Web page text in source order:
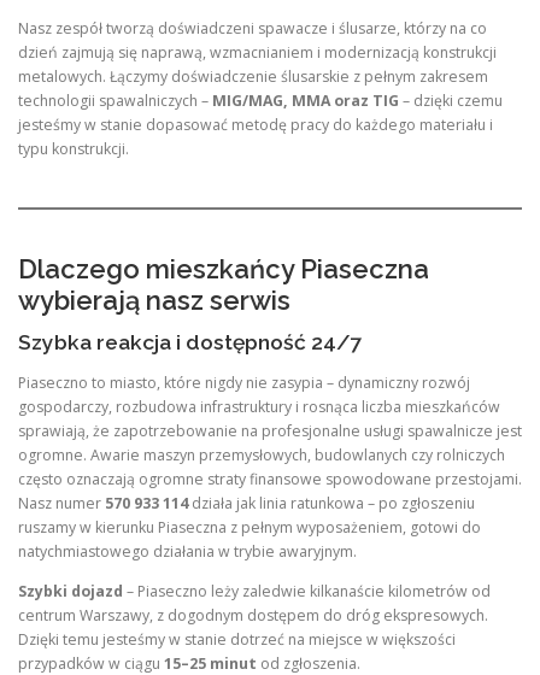
Nasz zespół tworzą doświadczeni spawacze i ślusarze, którzy na co
dzień zajmują się naprawą, wzmacnianiem i modernizacją konstrukcji
metalowych. Łączymy doświadczenie ślusarskie z pełnym zakresem
technologii spawalniczych – MIG/MAG, MMA oraz TIG – dzięki czemu
jesteśmy w stanie dopasować metodę pracy do każdego materiału i
typu konstrukcji.
Dlaczego mieszkańcy Piaseczna
wybierają nasz serwis
Szybka reakcja i dostępność 24/7
Piaseczno to miasto, które nigdy nie zasypia – dynamiczny rozwój
gospodarczy, rozbudowa infrastruktury i rosnąca liczba mieszkańców
sprawiają, że zapotrzebowanie na profesjonalne usługi spawalnicze jest
ogromne. Awarie maszyn przemysłowych, budowlanych czy rolniczych
często oznaczają ogromne straty finansowe spowodowane przestojami.
Nasz numer 570 933 114działa jak linia ratunkowa – po zgłoszeniu
ruszamy w kierunku Piaseczna z pełnym wyposażeniem, gotowi do
natychmiastowego działania w trybie awaryjnym.
Szybki dojazd – Piaseczno leży zaledwie kilkanaście kilometrów od
centrum Warszawy, z dogodnym dostępem do dróg ekspresowych.
Dzięki temu jesteśmy w stanie dotrzeć na miejsce w większości
przypadków w ciągu 15–25 minut od zgłoszenia.